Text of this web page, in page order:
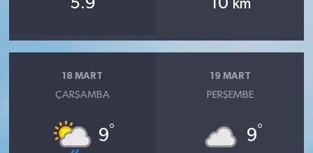
5.9 10 km
18 MART
ÇARŞAMBA
9°
19 MART
PERŞEMBE
9°